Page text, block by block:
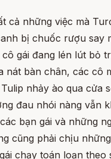
cả những việc mà
bị chuốc rượu say
gái đang lén lút bỏ
nát bàn chân, các cô
nhảy ào qua cửa
đau nhói nàng vẫn
bạn gái và những
cũng phải chịu
chạy toán loạn theo